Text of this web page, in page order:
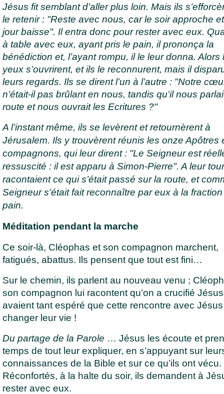
Jésus fit semblant d’aller plus loin. Mais ils
le retenir : "Reste avec nous, car le soir approche
jour baisse". Il entra donc pour rester avec eux.
à table avec eux, ayant pris le pain, il prononça la
bénédiction et, l’ayant rompu, il le leur donna. Alors
yeux s’ouvrirent, et ils le reconnurent, mais il
leurs regards. Ils se dirent l’un à l’autre : "Notre
n’était-il pas brûlant en nous, tandis qu’il nous
route et nous ouvrait les Ecritures ?"
A l’instant même, ils se levèrent et retournèrent à
Jérusalem. Ils y trouvèrent réunis les onze Apôtres
compagnons, qui leur dirent : "Le Seigneur est
ressuscité : il est apparu à Simon-Pierre". A leur
racontaient ce qui s’était passé sur la route, et
Seigneur s’était fait reconnaître par eux à la
pain.
Méditation pendant la marche
Ce soir-là, Cléophas et son compagnon marchent,
fatigués, abattus. Ils pensent que tout est fini…
Sur le chemin, ils parlent au nouveau venu ;
son compagnon lui racontent qu’on a crucifié
avaient tant espéré que cette rencontre avec
changer leur vie !
Du partage de la Parole … Jésus les écoute et
temps de tout leur expliquer, en s’appuyant sur
connaissances de la Bible et sur ce qu’ils ont vécu.
Réconfortés, à la halte du soir, ils demandent à
rester avec eux.